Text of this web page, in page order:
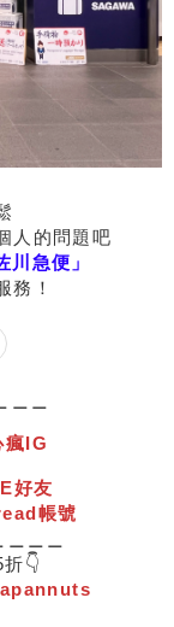
人的問題吧
川急便」
務！
瘋IG
好友
帳號
👇